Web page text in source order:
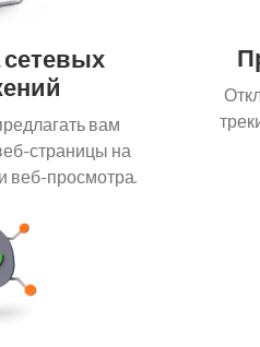
вам
страницы на
веб-просмотра.